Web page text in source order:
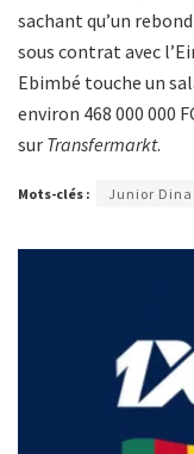
sachant qu’un
sous contrat avec
Ebimbé touche un
environ 468 000 000
sur Transfermarkt.
Mots-clés : Junior Dina